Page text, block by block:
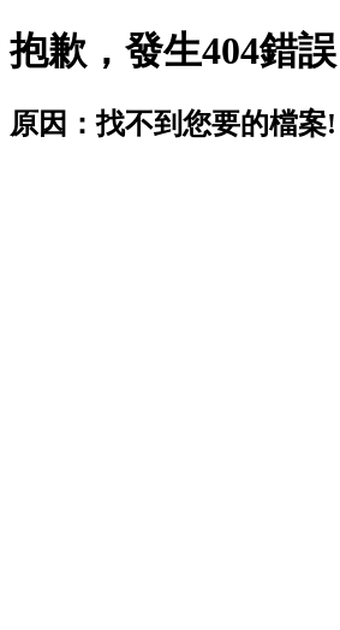
抱歉，發生404錯誤
原因：找不到您要的檔案!